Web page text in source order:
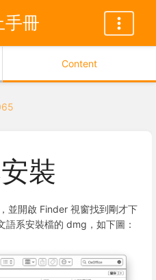
手冊
Content
裝
並開啟 Finder 視窗找到剛才下
系安裝檔的 dmg，如下圖：